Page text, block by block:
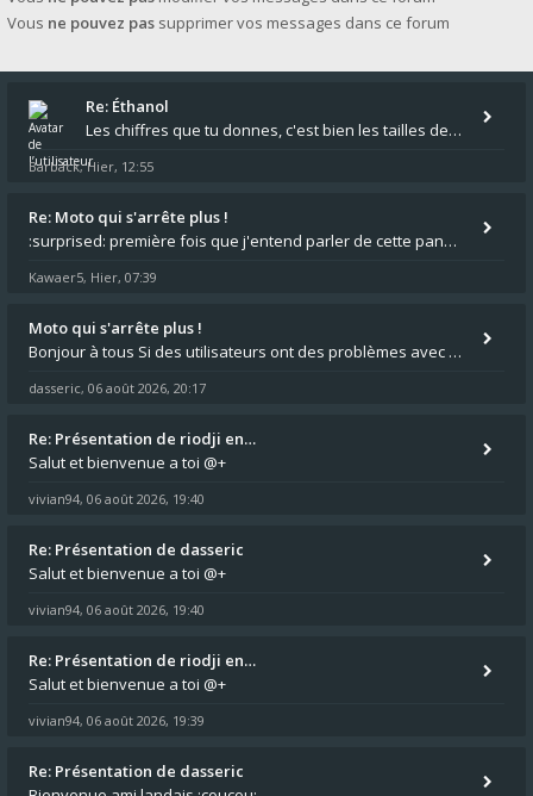
Vous ne pouvez pas supprimer vos messages dans ce forum
Re: Éthanol
Les chiffres que tu donnes, c'est bien les tailles de gicleur ? Par contre tes "-2 tours" à quoi correspondent t'ils ?
Barback,Hier, 12:55
Re: Moto qui s'arrête plus !
:surprised: première fois que j'entend parler de cette panne ,ta moto aurait été maraboutée? :pretre:
Kawaer5, Hier, 07:39
Moto qui s'arrête plus !
Bonjour à tous Si des utilisateurs ont des problèmes avec leur moto qui démarre plus, la mienne ne coupe plus :?: - Je
dasseric, 06 août 2026, 20:17
Re: Présentation de riodji en…
Salut et bienvenue a toi @+
vivian94, 06 août 2026, 19:40
Re: Présentation de dasseric
Salut et bienvenue a toi @+
vivian94, 06 août 2026, 19:40
Re: Présentation de riodji en…
Salut et bienvenue a toi @+
vivian94, 06 août 2026, 19:39
Re: Présentation de dasseric